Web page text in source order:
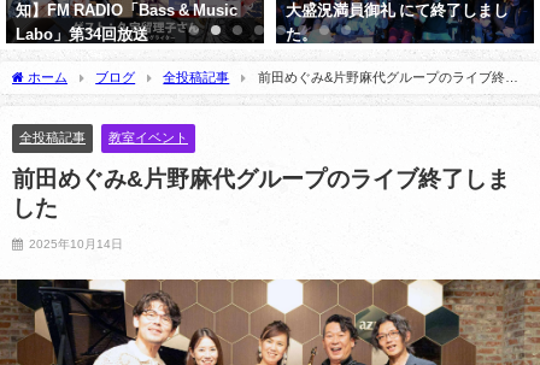
知】FM RADIO「Bass & Music
Labo」第34回放送
大盛況満員御礼 にて終了しまし
た。
ホーム ブログ 全投稿記事
前田めぐみ&片野麻代グループのライブ終了
しました
全投稿記事 教室イベント
前田めぐみ&片野麻代グループのライブ終了しま
した
2025年10月14日